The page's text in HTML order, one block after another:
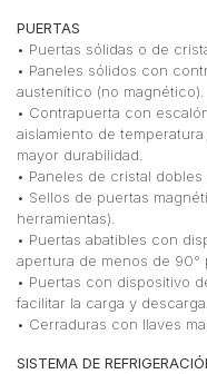
PUERTAS
• Puertas sólidas o de
• Paneles sólidos con
austenítico (no magnético).
• Contrapuerta con
aislamiento de
mayor durabilidad.
• Paneles de cristal
• Sellos de puertas
herramientas).
• Puertas abatibles con
apertura de menos de 90°
• Puertas con dispositivo
facilitar la carga y
• Cerraduras con llaves
SISTEMA DE